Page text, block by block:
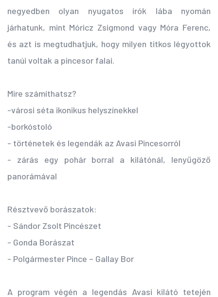
negyedben olyan nyugatos írók lába nyomán
járhatunk, mint Móricz Zsigmond vagy Móra Ferenc,
és azt is megtudhatjuk, hogy milyen titkos légyottok
tanúi voltak a pincesor falai.
Mire számíthatsz?
-városi séta ikonikus helyszínekkel
-borkóstoló
- történetek és legendák az Avasi Pincesorról
-
zárás egy pohár borral a kilátónál, lenyűgöző
panorámával
Résztvevő borászatok:
- Sándor Zsolt Pincészet
- Gonda Borászat
- Polgármester Pince – Gallay Bor
A program végén a legendás Avasi kilátó tetején